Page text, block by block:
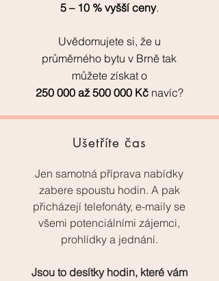
5 – 10 % vyšší ceny.
Uvědomujete si, že u
průměrného bytu v Brně tak
můžete získat o
250 000 až 500 000 Kč navíc?
Ušetříte čas
Jen samotná příprava nabídky
zabere spoustu hodin. A pak
přicházejí telefonáty, e-maily se
všemi potenciálními zájemci,
prohlídky a jednání.
Jsou to desítky hodin, které vám